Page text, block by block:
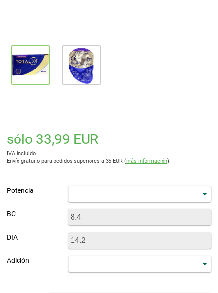
sólo 33,99 EUR
IVA incluido.
Envío gratuito para pedidos superiores a 35 EUR (más información).
Potencia
BC
DIA
Adición